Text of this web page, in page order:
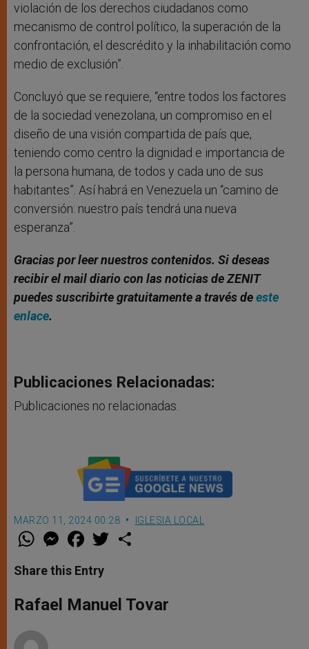
violación de los derechos ciudadanos como
mecanismo de control político, la superación de la
confrontación, el descrédito y la inhabilitación como
medio de exclusión”.
Concluyó que se requiere, “entre todos los factores
de la sociedad venezolana, un compromiso en el
diseño de una visión compartida de país que,
teniendo como centro la dignidad e importancia de
la persona humana, de todos y cada uno de sus
habitantes”. Así habrá en Venezuela un “camino de
conversión: nuestro país tendrá una nueva
esperanza”.
Gracias por leer nuestros contenidos. Si deseas
recibir el mail diario con las noticias de ZENIT
puedes suscribirte gratuitamente a través deeste
enlace.
Publicaciones Relacionadas:
Publicaciones no relacionadas.
MARZO 11, 2024 00:28 IGLESIA LOCAL
W
t
s
p
p
M
e
s
e
g
e
F
a
e
b
o
k
w
r
Share this Entry
Rafael Manuel Tovar